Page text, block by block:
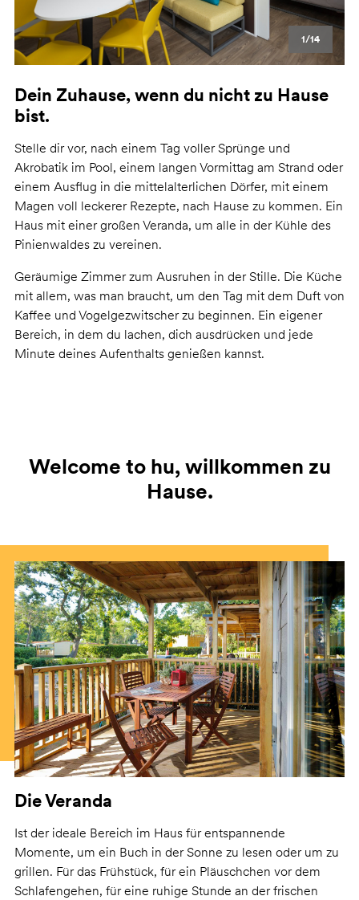
1/14
Dein Zuhause, wenn du nicht zu Hause
bist.
Stelle dir vor, nach einem Tag voller Sprünge und
Akrobatik im Pool, einem langen Vormittag am Strand oder
einem Ausflug in die mittelalterlichen Dörfer, mit einem
Magen voll leckerer Rezepte, nach Hause zu kommen. Ein
Haus mit einer großen Veranda, um alle in der Kühle des
Pinienwaldes zu vereinen.
Geräumige Zimmer zum Ausruhen in der Stille. Die Küche
mit allem, was man braucht, um den Tag mit dem Duft von
Kaffee und Vogelgezwitscher zu beginnen. Ein eigener
Bereich, in dem du lachen, dich ausdrücken und jede
Minute deines Aufenthalts genießen kannst.
Welcome to hu, willkommen zu
Hause.
Die Veranda
Ist der ideale Bereich im Haus für entspannende
Momente, um ein Buch in der Sonne zu lesen oder um zu
grillen. Für das Frühstück, für ein Pläuschchen vor dem
Schlafengehen, für eine ruhige Stunde an der frischen